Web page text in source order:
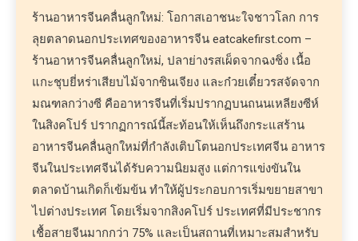
ร้านอาหารจีนคลื่นลูกใหม่: โอกาสเอาชนะใจชาวโลก การ
ลุยตลาดนอกประเทศของอาหารจีน eatcakefirst.com –
ร้านอาหารจีนคลื่นลูกใหม่, ปลาย่างรสเผ็ดจากฉงชิ่ง เนื้อ
แกะชุบยี่หร่าเสียบไม้จากซินเจียง และก๋วยเตี๋ยวรสจัดจาก
มณฑลกว่างซี คืออาหารจีนที่เริ่มปรากฏบนถนนเหลียงซีห์
ในสิงคโปร์ ปรากฏการณ์นี้สะท้อนให้เห็นถึงกระแสร้าน
อาหารจีนคลื่นลูกใหม่ที่กำลังเติบโตนอกประเทศจีน อาหาร
จีนในประเทศจีนได้รับความนิยมสูง แต่การแข่งขันใน
ตลาดบ้านเกิดก็เข้มข้น ทำให้ผู้ประกอบการเริ่มขยายสาขา
ไปต่างประเทศ โดยเริ่มจากสิงคโปร์ ประเทศที่มีประชากร
เชื้อสายจีนมากกว่า 75% และเป็นสถานที่เหมาะสมสำหรับ